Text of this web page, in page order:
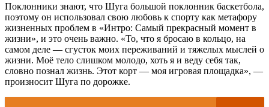
Поклонники знают, что Шуга большой поклонник баскетбола,
поэтому он использовал свою любовь к спорту как метафору
жизненных проблем в «Интро: Самый прекрасный момент в
жизни», и это очень важно. «То, что я бросаю в кольцо, на
самом деле — сгусток моих переживаний и тяжелых мыслей о
жизни. Моё тело слишком молодо, хоть я и веду себя так,
словно познал жизнь. Этот корт — моя игровая площадка», —
произносит Шуга по дорожке.